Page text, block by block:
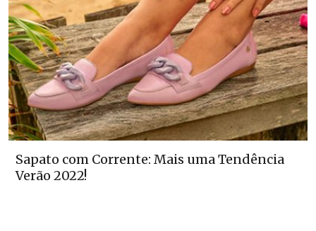
Sapato com Corrente: Mais uma Tendência
Verão 2022!